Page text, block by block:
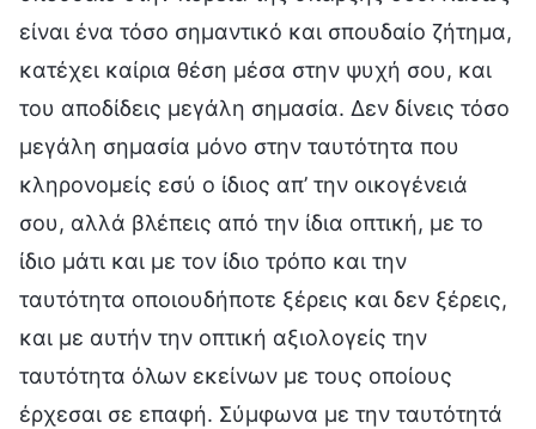
είναι ένα τόσο σημαντικό και σπουδαίο ζήτημα,
κατέχει καίρια θέση μέσα στην ψυχή σου, και
του αποδίδεις μεγάλη σημασία. Δεν δίνεις τόσο
μεγάλη σημασία μόνο στην ταυτότητα που
κληρονομείς εσύ ο ίδιος απ’ την οικογένειά
σου, αλλά βλέπεις από την ίδια οπτική, με το
ίδιο μάτι και με τον ίδιο τρόπο και την
ταυτότητα οποιουδήποτε ξέρεις και δεν ξέρεις,
και με αυτήν την οπτική αξιολογείς την
ταυτότητα όλων εκείνων με τους οποίους
έρχεσαι σε επαφή. Σύμφωνα με την ταυτότητά